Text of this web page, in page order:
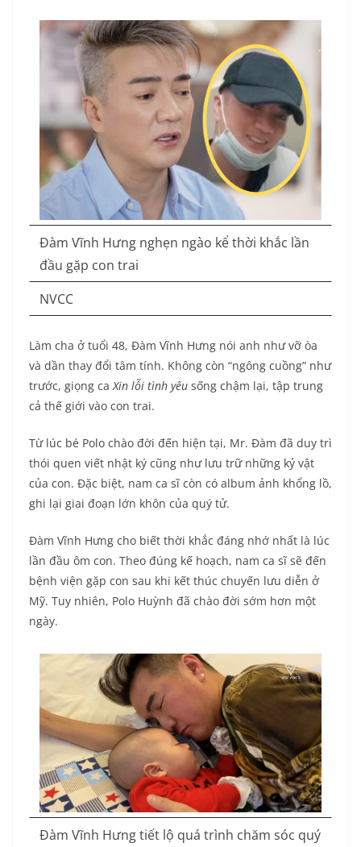
Đàm Vĩnh Hưng nghẹn ngào kể thời khắc lần
đầu gặp con trai
NVCC
Làm cha ở tuổi 48, Đàm Vĩnh Hưng nói anh như vỡ òa
và dần thay đổi tâm tính. Không còn “ngông cuồng” như
trước, giọng caXin lỗi tình yêu sống chậm lại, tập trung
cả thế giới vào con trai.
Từ lúc bé Polo chào đời đến hiện tại, Mr. Đàm đã duy trì
thói quen viết nhật ký cũng như lưu trữ những kỷ vật
của con. Đặc biệt, nam ca sĩ còn có album ảnh khổng lồ,
ghi lại giai đoạn lớn khôn của quý tử.
Đàm Vĩnh Hưng cho biết thời khắc đáng nhớ nhất là lúc
lần đầu ôm con. Theo đúng kế hoạch, nam ca sĩ sẽ đến
bệnh viện gặp con sau khi kết thúc chuyến lưu diễn ở
Mỹ. Tuy nhiên, Polo Huỳnh đã chào đời sớm hơn một
ngày.
Đàm Vĩnh Hưng tiết lộ quá trình chăm sóc quý